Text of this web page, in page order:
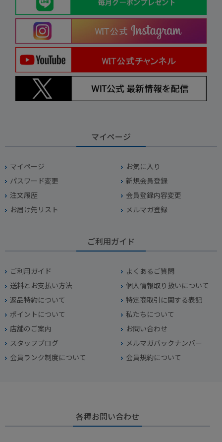
マイページ
マイページ
お気に入り
パスワード変更
新規会員登録
注文履歴
会員登録内容変更
お届け先リスト
メルマガ登録
ご利用ガイド
ご利用ガイド
よくあるご質問
送料とお支払い方法
個人情報取り扱いについて
返品特約について
特定商取引に関する表記
ポイントについて
私たちについて
店舗のご案内
お問い合わせ
スタッフブログ
メルマガバックナンバー
会員ランク制度について
会員規約について
各種お問い合わせ